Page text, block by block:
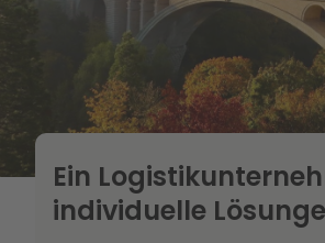
Ein
individuelle